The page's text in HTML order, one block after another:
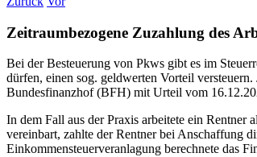
Zeitraumbezogene Zuzahlung des
Bei der Besteuerung von Pkws gibt es im
dürfen, einen sog. geldwerten Vorteil
Bundesfinanzhof (BFH) mit Urteil vom
In dem Fall aus der Praxis arbeitete ein
vereinbart, zahlte der Rentner bei Anschaffung
Einkommensteuerveranlagung berechnete das